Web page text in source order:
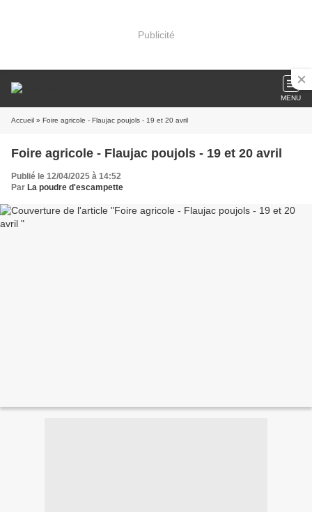
Publicité
MENU
Accueil » Foire agricole - Flaujac poujols - 19 et 20 avril
Foire agricole - Flaujac poujols - 19 et 20 avril
Publié le 12/04/2025 à 14:52
Par La poudre d'escampette